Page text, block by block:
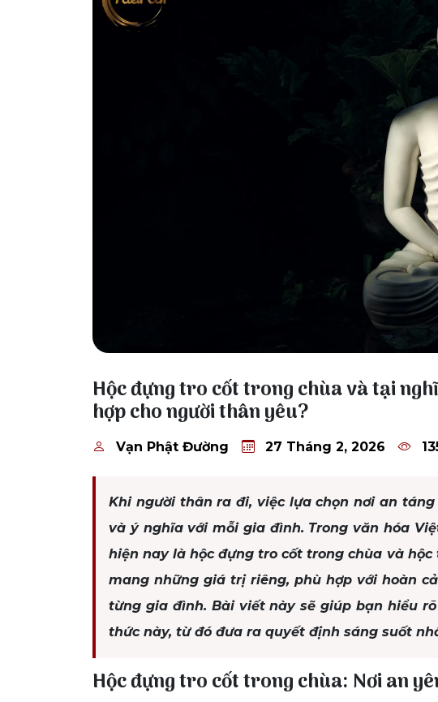
Hộc đựng tro cốt trong chùa và tại
hợp cho người thân yêu?
Vạn Phật Đường 27 Tháng 2, 2026
Khi người thân ra đi, việc lựa chọn nơi an
và ý nghĩa với mỗi gia đình. Trong văn hóa
hiện nay là hộc đựng tro cốt trong chùa và
mang những giá trị riêng, phù hợp với hoàn
từng gia đình. Bài viết này sẽ giúp bạn hiểu
thức này, từ đó đưa ra quyết định sáng suốt
Hộc đựng tro cốt trong chùa: Nơi an